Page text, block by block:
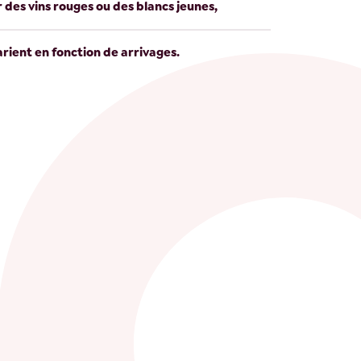
vins rouges ou des blancs jeunes,
en fonction de arrivages.